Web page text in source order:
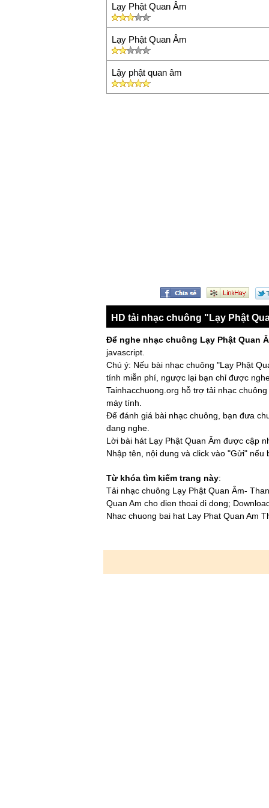
Lạy Phật Quan Âm
Lạy Phật Quan Âm
Lậy phật quan âm
HD tải nhạc chuông "Lạy Phật
Để nghe nhạc chuông Lạy Phật Quan
javascript.
Chú ý: Nếu bài nhạc chuông "Lạy Phật
tính miễn phí, ngược lại bạn chỉ được
Tainhacchuong.org hỗ trợ tải nhạc
máy tính.
Để đánh giá bài nhạc chuông, bạn đưa
đang nghe.
Lời bài hát Lạy Phật Quan Âm được cập
Nhập tên, nội dung và click vào "Gửi"
Từ khóa tìm kiếm trang này:
Tải nhạc chuông Lạy Phật Quan Âm-
Quan Am cho dien thoai di dong;
Nhac chuong bai hat Lay Phat Quan Am